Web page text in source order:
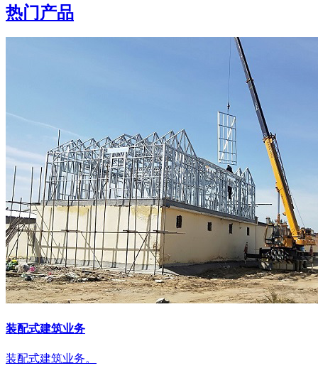
热门产品
装配式建筑业务
装配式建筑业务。